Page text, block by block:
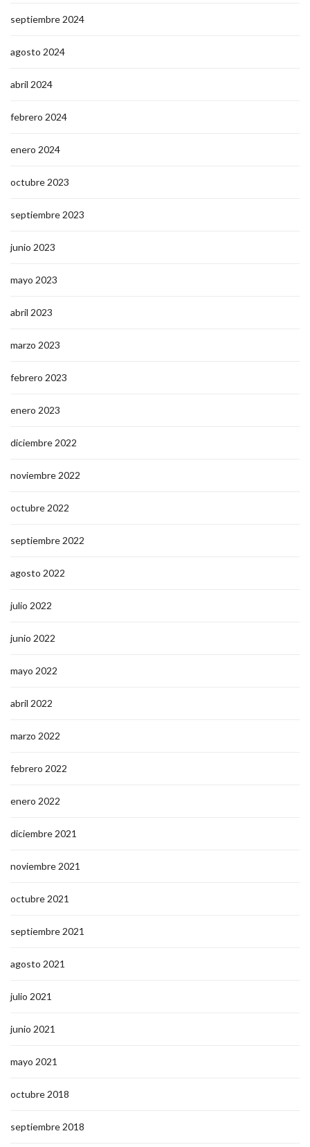
septiembre 2024
agosto 2024
abril 2024
febrero 2024
enero 2024
octubre 2023
septiembre 2023
junio 2023
mayo 2023
abril 2023
marzo 2023
febrero 2023
enero 2023
diciembre 2022
noviembre 2022
octubre 2022
septiembre 2022
agosto 2022
julio 2022
junio 2022
mayo 2022
abril 2022
marzo 2022
febrero 2022
enero 2022
diciembre 2021
noviembre 2021
octubre 2021
septiembre 2021
agosto 2021
julio 2021
junio 2021
mayo 2021
octubre 2018
septiembre 2018